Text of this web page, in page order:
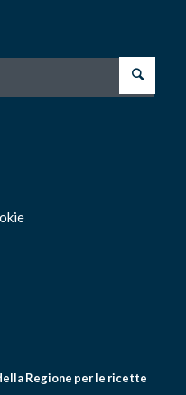
Regione per le ricette